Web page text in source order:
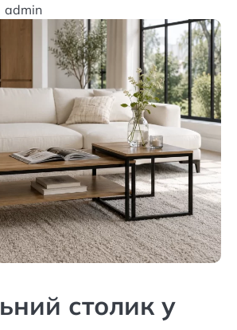
admin
столик у